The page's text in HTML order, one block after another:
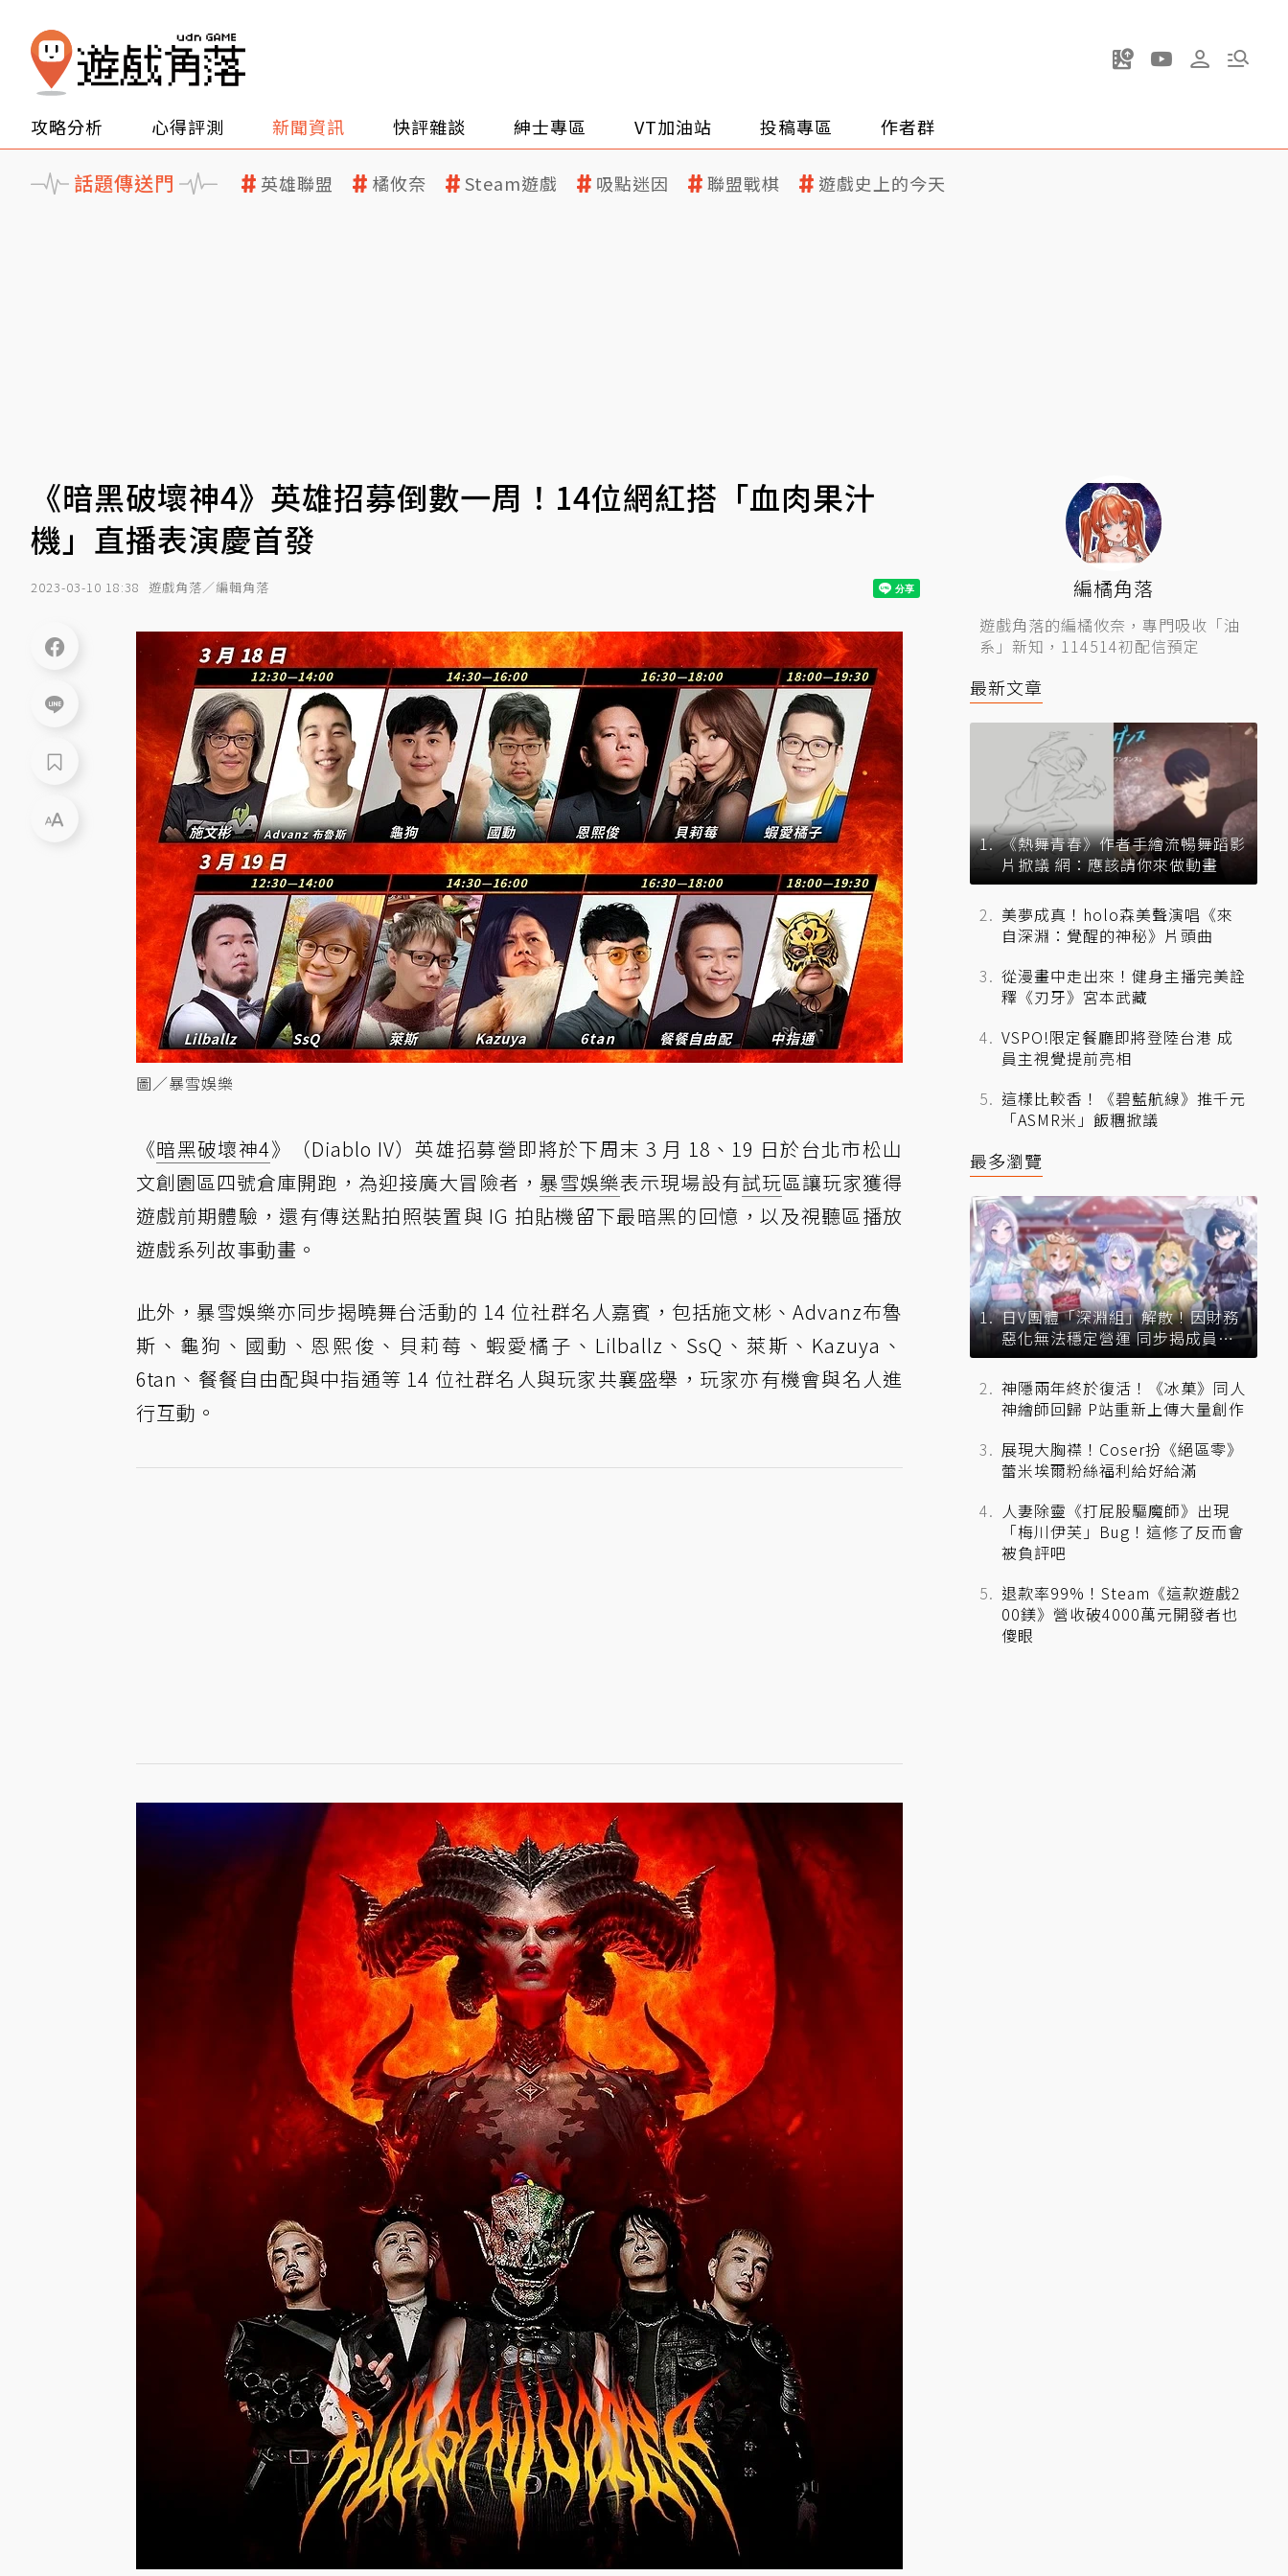
攻略分析 心得評測 新聞資訊 快評雜談 紳士專區 VT加油站 投稿專區 作者群
話題傳送門 英雄聯盟 橘攸奈 Steam遊戲 吸點迷因 聯盟戰棋 遊戲史上的今天
《暗黑破壞神4》英雄招募倒數一周！14位網紅搭「血肉果汁
機」直播表演慶首發
2023-03-10 18:38 遊戲角落／編輯角落
圖／暴雪娛樂
《暗黑破壞神4》（Diablo IV）英雄招募營即將於下周末 3 月 18、19 日於台北市松山
文創園區四號倉庫開跑，為迎接廣大冒險者，暴雪娛樂表示現場設有試玩區讓玩家獲得
遊戲前期體驗，還有傳送點拍照裝置與 IG 拍貼機留下最暗黑的回憶，以及視聽區播放
遊戲系列故事動畫。
此外，暴雪娛樂亦同步揭曉舞台活動的 14 位社群名人嘉賓，包括施文彬、Advanz布魯
斯、龜狗、國動、恩熙俊、貝莉莓、蝦愛橘子、Lilballz、SsQ、萊斯、Kazuya、
6tan、餐餐自由配與中指通等 14 位社群名人與玩家共襄盛舉，玩家亦有機會與名人進
行互動。
編橘角落
遊戲角落的編橘攸奈，專門吸收「油
系」新知，114514初配信預定
最新文章
《熱舞青春》作者手繪流暢舞蹈影
片掀議 網：應該請你來做動畫
美夢成真！holo森美聲演唱《來
自深淵：覺醒的神秘》片頭曲
從漫畫中走出來！健身主播完美詮
釋《刃牙》宮本武藏
VSPO!限定餐廳即將登陸台港 成
員主視覺提前亮相
這樣比較香！《碧藍航線》推千元
「ASMR米」飯糰掀議
最多瀏覽
日V團體「深淵組」解散！因財務
惡化無法穩定營運 同步揭成員未
來去向
神隱兩年終於復活！《冰菓》同人
神繪師回歸 P站重新上傳大量創作
展現大胸襟！Coser扮《絕區零》
蕾米埃爾粉絲福利給好給滿
人妻除靈《打屁股驅魔師》出現
「梅川伊芙」Bug！這修了反而會
被負評吧
退款率99%！Steam《這款遊戲2
00鎂》營收破4000萬元開發者也
傻眼